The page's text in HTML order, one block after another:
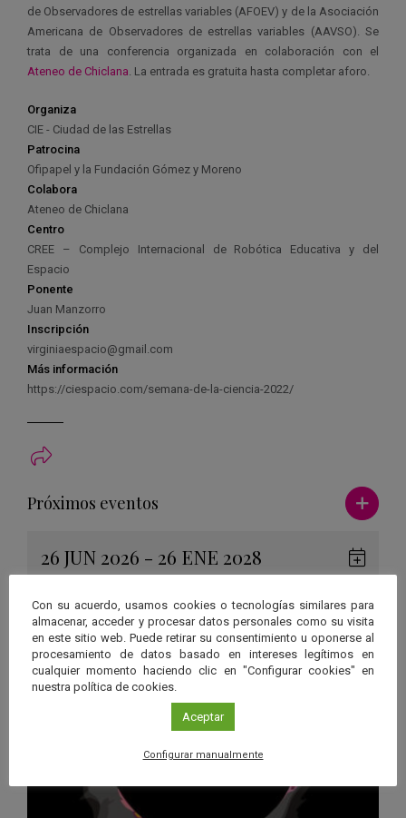
de Observadores de estrellas variables (AFOEV) y de la Asociación
Americana de Observadores de estrellas variables (AAVSO). Se
trata de una conferencia organizada en colaboración con el
Ateneo de Chiclana . La entrada es gratuita hasta completar aforo.
Organiza
CIE - Ciudad de las Estrellas
Patrocina
Ofipapel y la Fundación Gómez y Moreno
Colabora
Ateneo de Chiclana
Centro
CREE – Complejo Internacional de Robótica Educativa y del
Espacio
Ponente
Juan Manzorro
Inscripción
virginiaespacio@gmail.com
Más información
https://ciespacio.com/semana-de-la-ciencia-2022/
Próximos eventos Ver más
26 JUN 2026 - 26 ENE 2028
Málaga,Sevilla
en
Con su acuerdo, usamos cookies o tecnologías similares para
almacenar, acceder y procesar datos personales como su visita
en este sitio web. Puede retirar su consentimiento u oponerse al
procesamiento de datos basado en intereses legítimos en
cualquier momento haciendo clic en "Configurar cookies" en
nuestra política de cookies.
Aceptar
Configurar manualmente